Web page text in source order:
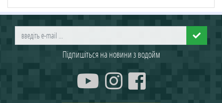
Підпишіться на новини з водойм